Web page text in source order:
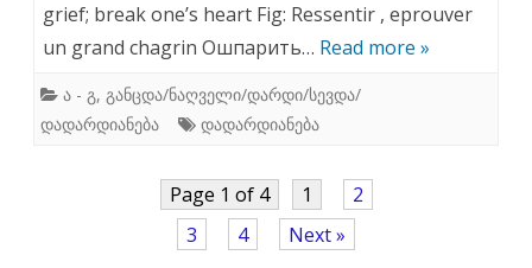
grief; break one’s heart Fig: Ressentir , eprouver
un grand chagrin Ошпарить… Read more »
ა - გ, განცდა/ნაღველი/დარდი/სევდა/
დადარდიანება
დადარდიანება
Page 1 of 4 1
2
3
4 Next »